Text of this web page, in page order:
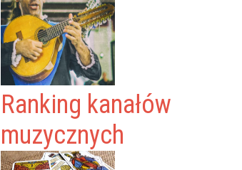
Ranking kanałów
muzycznych